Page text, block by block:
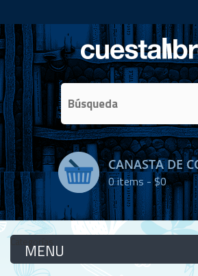
CANASTA DE
0items -$0
Categorías